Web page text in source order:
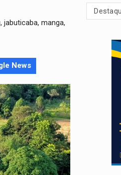
manga,
News